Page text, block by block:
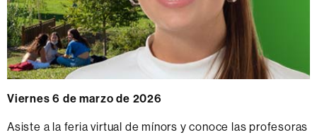
Viernes 6 de marzo de 2026
Asiste a la feria virtual de mínors y conoce las profesoras